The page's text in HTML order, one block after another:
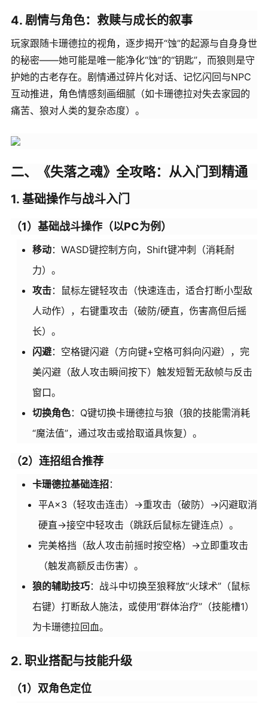
4. 剧情与角色：救赎与成长的叙事
玩家跟随卡珊德拉的视角，逐步揭开“蚀”的起源与自身身世
的秘密——她可能是唯一能净化“蚀”的“钥匙”，而狼则是守
护她的古老存在。剧情通过碎片化对话、记忆闪回与NPC
互动推进，角色情感刻画细腻（如卡珊德拉对失去家园的
痛苦、狼对人类的复杂态度）。
二、《失落之魂》全攻略：从入门到精通
1. 基础操作与战斗入门
（1）基础战斗操作（以PC为例）
移动：WASD键控制方向，Shift键冲刺（消耗耐
力）。
攻击：鼠标左键轻攻击（快速连击，适合打断小型敌
人动作），右键重攻击（破防/硬直，伤害高但后摇
长）。
闪避：空格键闪避（方向键+空格可斜向闪避），完
美闪避（敌人攻击瞬间按下）触发短暂无敌帧与反击
窗口。
切换角色：Q键切换卡珊德拉与狼（狼的技能需消耗
“魔法值”，通过攻击或拾取道具恢复）。
（2）连招组合推荐
卡珊德拉基础连招：
平A×3（轻攻击连击）→重攻击（破防）→闪避取消
硬直→接空中轻攻击（跳跃后鼠标左键连点）。
完美格挡（敌人攻击前摇时按空格）→立即重攻击
（触发高额反击伤害）。
狼的辅助技巧：战斗中切换至狼释放“火球术”（鼠标
右键）打断敌人施法，或使用“群体治疗”（技能槽1）
为卡珊德拉回血。
2. 职业搭配与技能升级
（1）双角色定位